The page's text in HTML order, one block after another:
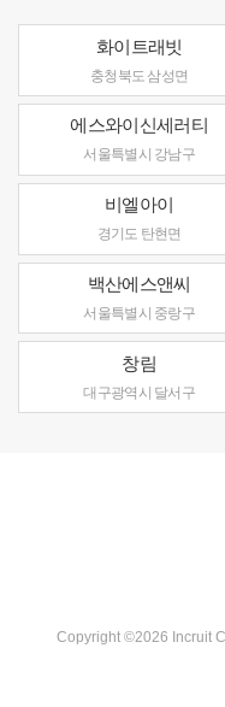
화이트래빗
충청북도 삼성면
에스와이신세러티
서울특별시 강남구
비엘아이
경기도 탄현면
백산에스앤씨
서울특별시 중랑구
창림
대구광역시 달서구
Copyright ©2026 Incruit